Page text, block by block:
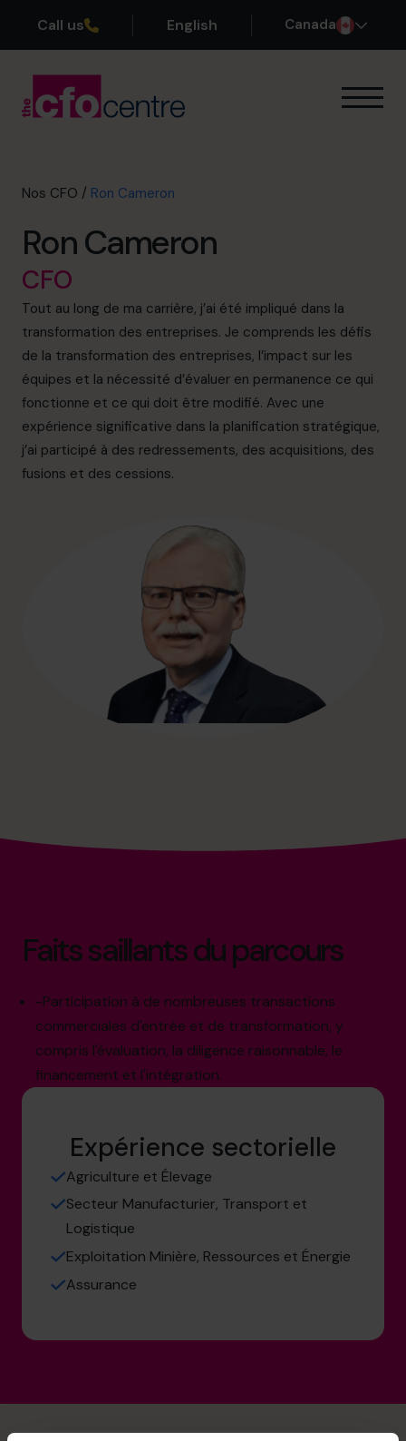
Call us English Canada
Nos CFO
À propos
Rejoindre l’Équipe
Réservez une session de découverte
514-906-8839
info.ca@cfocentre.com
Nos CFO / Ron Cameron
Ron Cameron
CFO
Tout au long de ma carrière, j’ai été impliqué dans la
transformation des entreprises. Je comprends les défis
de la transformation des entreprises, l’impact sur les
équipes et la nécessité d’évaluer en permanence ce qui
fonctionne et ce qui doit être modifié. Avec une
expérience significative dans la planification stratégique,
j’ai participé à des redressements, des acquisitions, des
fusions et des cessions.
Faits saillants du parcours
-Participation à de nombreuses transactions
commerciales d'entrée et de transformation, y
compris l'évaluation, la diligence raisonnable, le
financement et l'intégration.
Expérience sectorielle
Agriculture et Élevage
Secteur Manufacturier, Transport et
Logistique
Exploitation Minière, Ressources et Énergie
Assurance